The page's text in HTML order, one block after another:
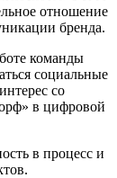
отношение
бренда.
команды
социальные
со
в цифровой
в процесс и